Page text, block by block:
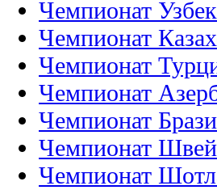
Чемпионат
Чемпионат
Чемпионат
Чемпионат
Чемпионат
Чемпионат
Чемпионат